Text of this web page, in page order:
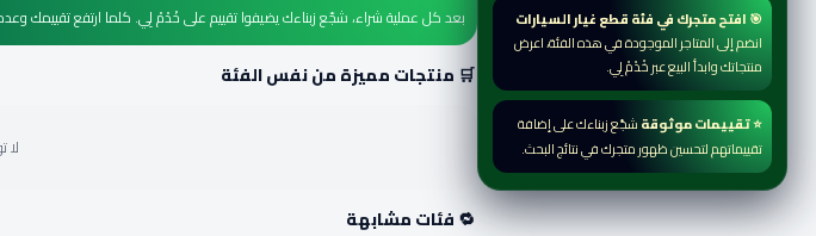
🎯 افتح متجرك في فئة قطع غيار السيارات
انضم إلى المتاجر الموجودة في هذه الفئة، اعرض
منتجاتك وابدأ البيع عبر خْدْمْ لِي.
⭐ تقييمات موثوقة شجّع زبناءك على إضافة
تقييماتهم لتحسين ظهور متجرك في نتائج البحث.
بعد كل عملية شراء، شجّع زبناءك يضيفوا تقييم على خْدْمْ لِي. كلما ارتفع تقييمك
🛒 منتجات مميزة من نفس الفئة
لا
🔁 فئات مشابهة